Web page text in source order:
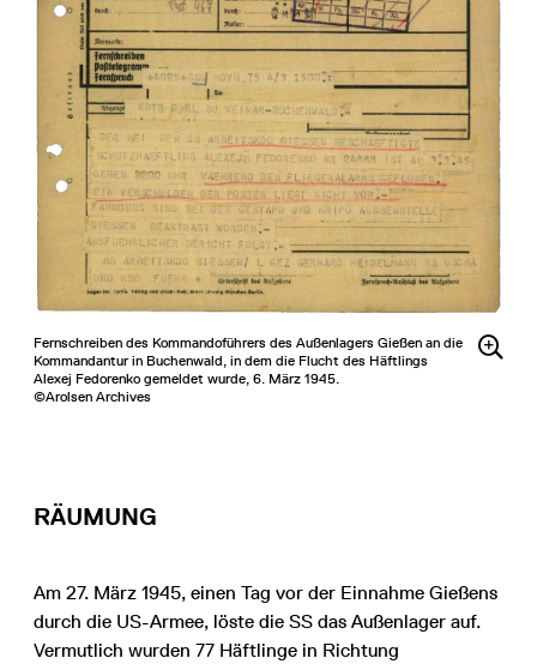
Fernschreiben des Kommandoführers des Außenlagers Gießen an die
Kommandantur in Buchenwald, in dem die Flucht des Häftlings
Alexej Fedorenko gemeldet wurde, 6. März 1945.
©Arolsen Archives
RÄUMUNG
Am 27. März 1945, einen Tag vor der Einnahme Gießens
durch die US-Armee, löste die SS das Außenlager auf.
Vermutlich wurden 77 Häftlinge in Richtung